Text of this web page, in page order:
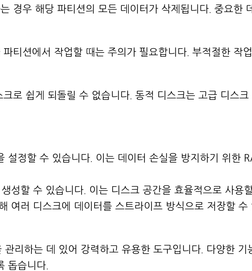
경우 해당 파티션의 모든 데이터가 삭제됩니다. 중요한
티션에서 작업할 때는 주의가 필요합니다. 부적절한 작
로 쉽게 되돌릴 수 없습니다. 동적 디스크는 고급 디스크
설정할 수 있습니다. 이는 데이터 손실을 방지하기 위한
성할 수 있습니다. 이는 디스크 공간을 효율적으로 사용
여러 디스크에 데이터를 스트라이프 방식으로 저장할 수
리하는 데 있어 강력하고 유용한 도구입니다. 다양한 기
돕습니다.